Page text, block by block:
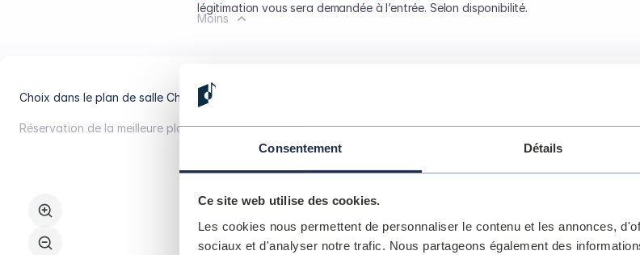
Consentement Détails
Ce site web utilise des cookies.
Les cookies nous permettent de personnaliser le contenu et les annonces,
sociaux et d'analyser notre trafic. Nous partageons également des
légitimation vous sera demandée à l’entrée. Selon disponibilité.
Moins
Choix dans le plan de salle Choisissez vous-même votre place
Réservation de la meilleure place Obtenez automatiquement la meilleure place disponible
salle